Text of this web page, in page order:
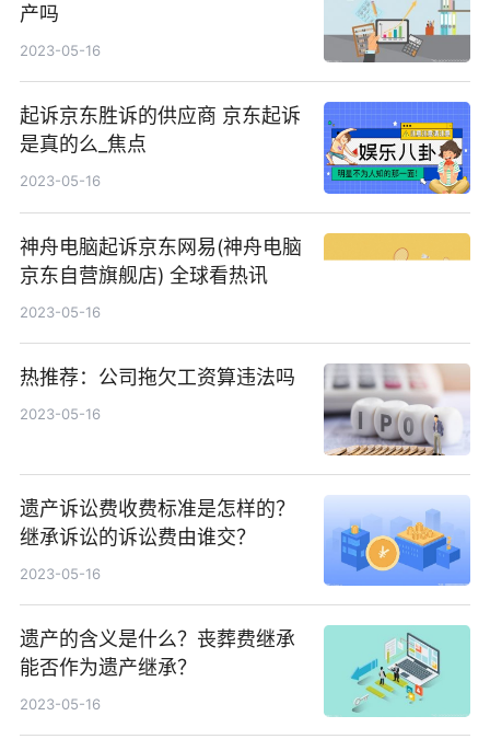
产吗
2023-05-16
起诉京东胜诉的供应商 京东起诉
是真的么_焦点
2023-05-16
神舟电脑起诉京东网易(神舟电脑
京东自营旗舰店) 全球看热讯
2023-05-16
热推荐：公司拖欠工资算违法吗
2023-05-16
遗产诉讼费收费标准是怎样的？
继承诉讼的诉讼费由谁交？
2023-05-16
遗产的含义是什么？丧葬费继承
能否作为遗产继承？
2023-05-16